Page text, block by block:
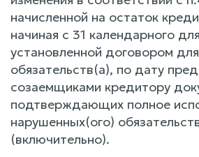
начисленной на остаток
начиная с 31 календарного
установленной договором
обязательств(а), по дату
созаемщиками кредитору
подтверждающих полное
нарушенных(ого)
(включительно).